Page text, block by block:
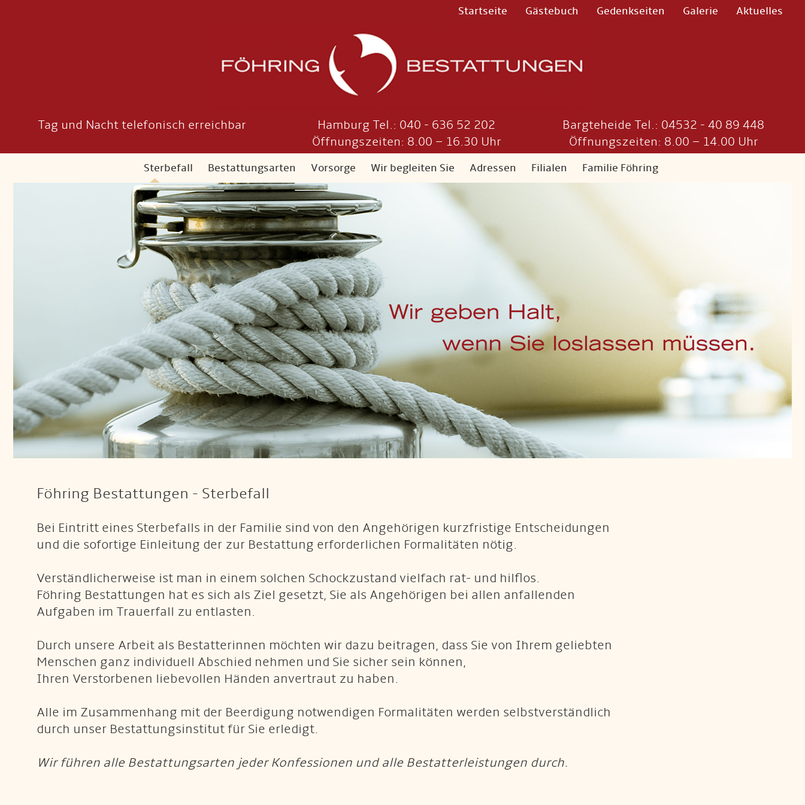
Startseite Gästebuch Gedenkseiten Galerie Aktuelles
Tag und Nacht telefonisch erreichbar
Bargteheide Tel.: 04532 - 40 89 448
Öffnungszeiten: 8.00 – 14.00 Uhr
Hamburg Tel.: 040 - 636 52 202
Öffnungszeiten: 8.00 – 16.30 Uhr
Sterbefall Bestattungsarten Vorsorge Wir begleiten Sie Adressen Filialen Familie Föhring
Föhring Bestattungen - Sterbefall
Bei Eintritt eines Sterbefalls in der Familie sind von den Angehörigen kurzfristige Entscheidungen
und die sofortige Einleitung der zur Bestattung erforderlichen Formalitäten nötig.
Verständlicherweise ist man in einem solchen Schockzustand vielfach rat- und hilflos.
Föhring Bestattungen hat es sich als Ziel gesetzt, Sie als Angehörigen bei allen anfallenden
Aufgaben im Trauerfall zu entlasten.
Durch unsere Arbeit als Bestatterinnen möchten wir dazu beitragen, dass Sie von Ihrem geliebten
Menschen ganz individuell Abschied nehmen und Sie sicher sein können,
Ihren Verstorbenen liebevollen Händen anvertraut zu haben.
Alle im Zusammenhang mit der Beerdigung notwendigen Formalitäten werden selbstverständlich
durch unser Bestattungsinstitut für Sie erledigt.
Wir führen alle Bestattungsarten jeder Konfessionen und alle Bestatterleistungen durch.